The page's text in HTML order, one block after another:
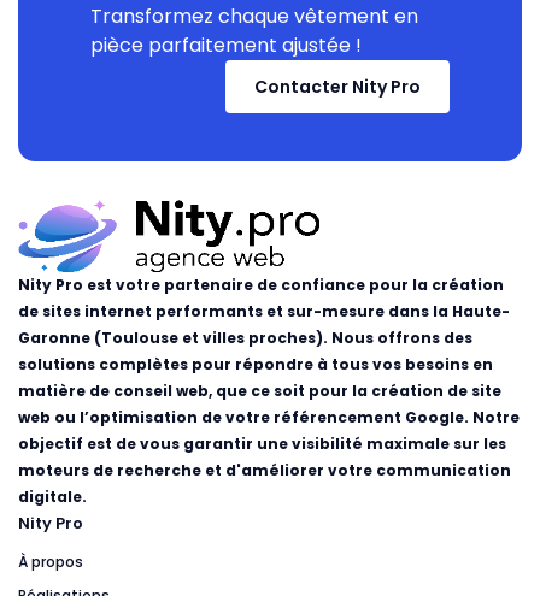
Transformez chaque vêtement en
pièce parfaitement ajustée !
Contacter Nity Pro
Nity Pro est votre partenaire de confiance pour la création
de sites internet performants et sur-mesure dans la Haute-
Garonne (Toulouse et villes proches). Nous offrons des
solutions complètes pour répondre à tous vos besoins en
matière de conseil web, que ce soit pour la création de site
web ou l’optimisation de votre référencement Google. Notre
objectif est de vous garantir une visibilité maximale sur les
moteurs de recherche et d'améliorer votre communication
digitale.
Nity Pro
À propos